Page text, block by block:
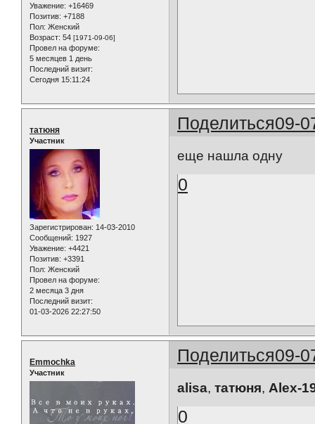
Уважение: +16469
Позитив: +7188
Пол: Женский
Возраст: 54 [1971-09-06]
Провел на форуме:
5 месяцев 1 день
Последний визит:
Сегодня 15:11:24
Поделиться09-
татюня
Участник
Зарегистрирован: 14-03-2010
Сообщений: 1927
Уважение: +4421
Позитив: +3391
Пол: Женский
Провел на форуме:
2 месяца 3 дня
Последний визит:
01-03-2026 22:27:50
еще нашла одну
0
Поделиться09-
Emmochka
Участник
alisa,татюня,Alex-
0